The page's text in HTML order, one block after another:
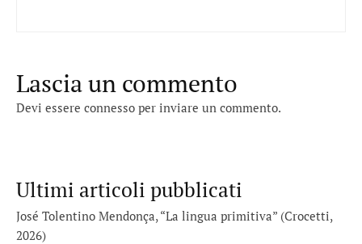
Lascia un commento
Devi essere connesso per inviare un commento.
Ultimi articoli pubblicati
José Tolentino Mendonça, “La lingua primitiva” (Crocetti,
2026)